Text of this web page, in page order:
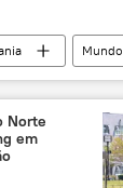
Mundo
armas nucleares
aniversário
Norte
em